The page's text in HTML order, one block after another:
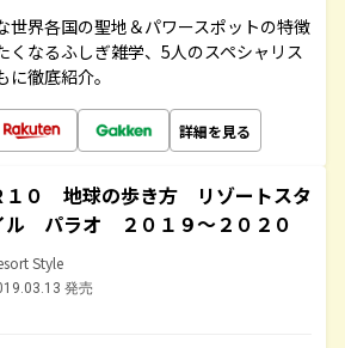
世界各国の聖地＆パワースポットの特徴
くなるふしぎ雑学、5人のスペシャリス
徹底紹介。
詳細を見る
１０ 地球の歩き方 リゾートスタ
ル パラオ ２０１９～２０２０
Style
発売